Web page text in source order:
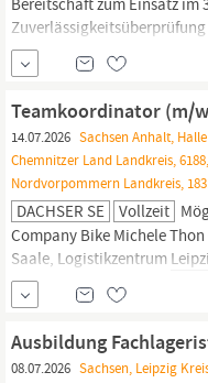
den Einsatz im Versand
Markus Brandt Recruitment
Liebknecht-Strasse 16 Tel.
steht für Chancengleichheit
Teamkoordinator (m/
14.07.2026 Sachsen Anhalt,
Chemnitzer Land Landkreis,
Nordvorpommern Landkreis,
DACHSER SE Vollzeit
Company Bike Michele
Saale, Logistikzentrum
sind alle Menschen
sind fester Bestandteil
unserer Teams,...
Ausbildung
08.07.2026 Sachsen, Leipzig